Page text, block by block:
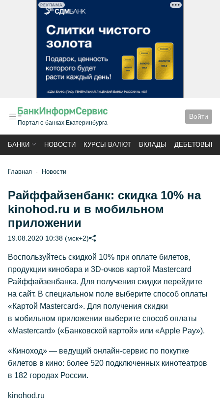
РЕКЛАМА
Портал о банках Екатеринбурга
Войти
БАНКИ НОВОСТИ КУРСЫ ВАЛЮТ ВКЛАДЫ ДЕБЕТОВЫЕ
Главная Новости
Райффайзенбанк: скидка 10% на
kinohod.ru и в мобильном
приложении
19.08.2020 10:38 (мск+2)
Воспользуйтесь скидкой 10% при оплате билетов,
продукции кинобара и 3D-очков картой Mastercard
Райффайзенбанка. Для получения скидки перейдите
на сайт. В специальном поле выберите способ оплаты
«Картой Mastercard». Для получения скидки
в мобильном приложении выберите способ оплаты
«Mastercard» («Банковской картой» или «Apple Pay»).
«Киноход» — ведущий онлайн-сервис по покупке
билетов в кино: более 520 подключенных кинотеатров
в 182 городах России.
kinohod.ru